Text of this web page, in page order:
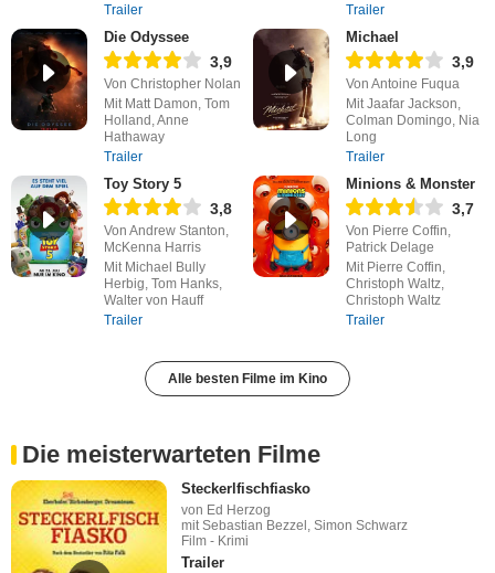
Trailer
Trailer
Die Odyssee
3,9
Von Christopher Nolan
Mit Matt Damon, Tom
Holland, Anne
Hathaway
Trailer
Michael
3,9
Von Antoine Fuqua
Mit Jaafar Jackson,
Colman Domingo, Nia
Long
Trailer
Toy Story 5
3,8
Von Andrew Stanton,
McKenna Harris
Mit Michael Bully
Herbig, Tom Hanks,
Walter von Hauff
Trailer
Minions & Monster
3,7
Von Pierre Coffin,
Patrick Delage
Mit Pierre Coffin,
Christoph Waltz,
Christoph Waltz
Trailer
Alle besten Filme im Kino
Die meisterwarteten Filme
Steckerlfischfiasko
von Ed Herzog
mit Sebastian Bezzel, Simon Schwarz
Film - Krimi
Trailer